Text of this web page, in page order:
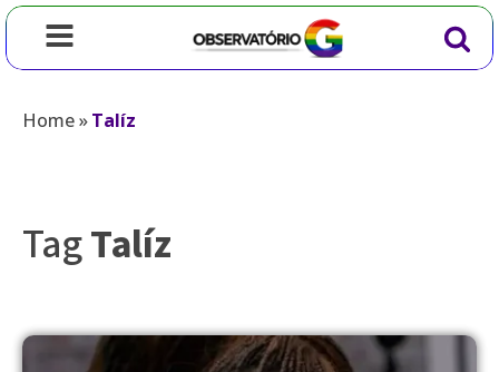
Home»Talíz
TagTalíz